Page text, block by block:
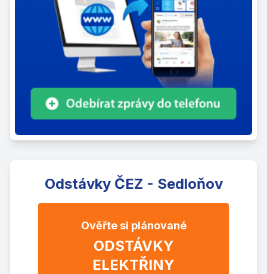
Odstávky ČEZ - Sedloňov
Ověřte si plánované
ODSTÁVKY
ELEKTŘINY